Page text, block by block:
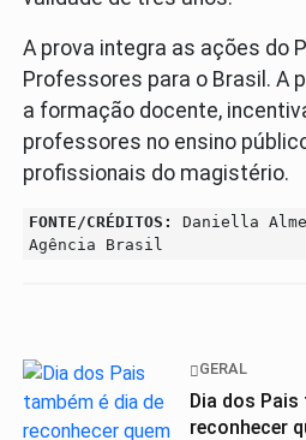
A prova integra as ações do
Professores para o Brasil. A
a formação docente,
professores no ensino
profissionais do magistério.
FONTE/CRÉDITOS:
Daniella
Agência Brasil
GERAL
Dia dos Pais
reconhecer